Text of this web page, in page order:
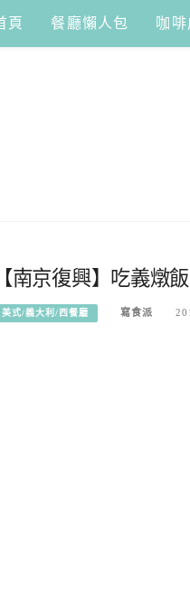
頁 餐廳懶人包 咖
【南京復興】吃義燉
美式/義大利/西餐廳 寫食派